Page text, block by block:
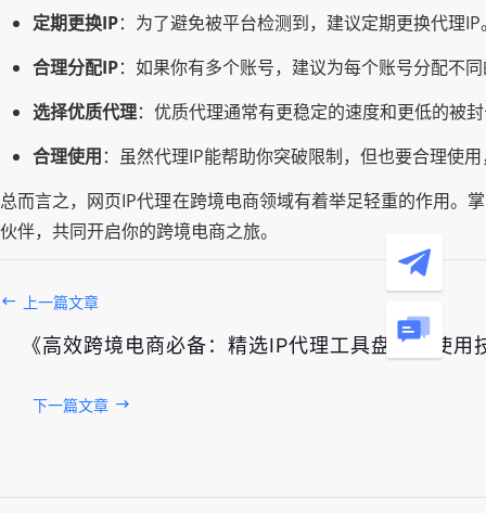
定期更换IP：为了避免被平台检测到，建议定期更换代理IP
合理分配IP：如果你有多个账号，建议为每个账号分配不
选择优质代理：优质代理通常有更稳定的速度和更低的被
合理使用：虽然代理IP能帮助你突破限制，但也要合理使
总而言之，网页IP代理在跨境电商领域有着举足轻重的作用。
伙伴，共同开启你的跨境电商之旅。
上一篇文章
《高效跨境电商必备：精选IP代理工具盘点与使用
下一篇文章